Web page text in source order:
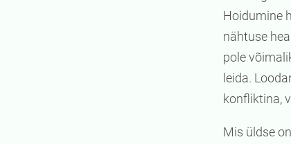
Hoidumine
nähtuse
pole
leida.
konfliktina,
Mis üldse